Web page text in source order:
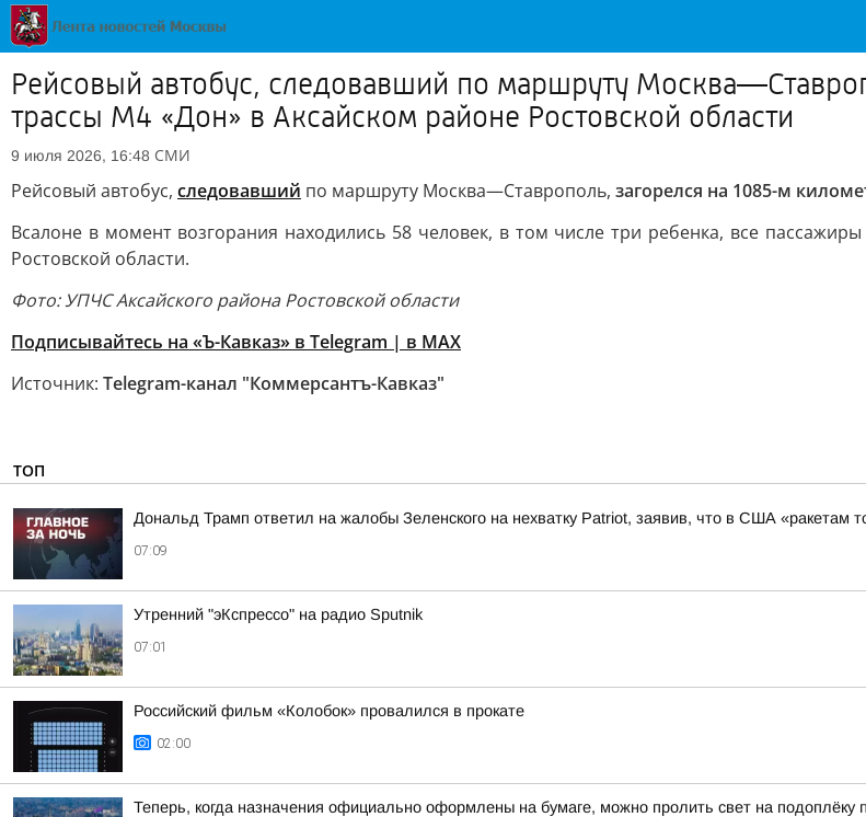
Рейсовый автобус, следовавший по маршруту
трассы М4 «Дон» в Аксайском районе Ростовской области
9 июля 2026, 16:48 СМИ
Рейсовый автобус, следовавший по маршруту Москва—Ставрополь, загорелся на 1085-м
Всалоне в момент возгорания находились 58 человек, в том числе три ребенка, все
Ростовской области.
Фото: УПЧС Аксайского района Ростовской области
Подписывайтесь на «Ъ-Кавказ» в Telegram | в MAX
Источник: Telegram-канал "Коммерсантъ-Кавказ"
ТОП
Дональд Трамп ответил на жалобы Зеленского на нехватку Patriot, заявив, что в США «ракетам
07:09
Утренний "эКспрессо" на радио Sputnik
07:01
Российский фильм «Колобок» провалился в прокате
02:00
Теперь, когда назначения официально оформлены на бумаге, можно пролить свет на подоплёку